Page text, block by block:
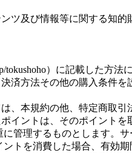
ツ及び情報等に関する知
）に記載した方
済方法その他の購入条件
本規約の他、特定商取引
ントは、そのポイント
管理するものとします。
トを消費した場合、有効